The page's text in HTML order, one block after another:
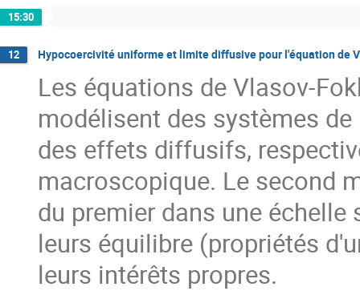
15:30
12 Hypocoercivité uniforme et limite diffusive pour l'équation de
Les équations de Vlasov-
modélisent des systèmes
des effets diffusifs,
macroscopique. Le second
du premier dans une
leurs équilibre (propriétés
leurs intérêts propres.